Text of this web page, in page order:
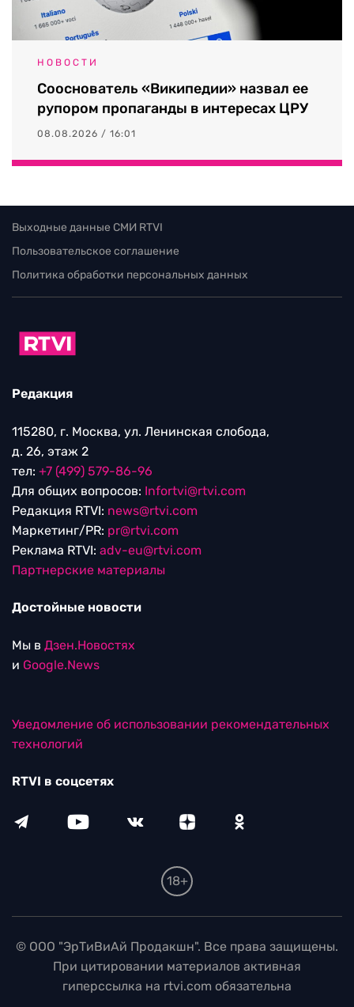
НОВОСТИ
Сооснователь «Википедии» назвал ее
рупором пропаганды в интересах ЦРУ
08.08.2026 / 16:01
Выходные данные СМИ RTVI
Пользовательское соглашение
Политика обработки персональных данных
Редакция
115280, г. Москва, ул. Ленинская слобода,
д. 26, этаж 2
тел: +7 (499) 579-86-96
Для общих вопросов: Infortvi@rtvi.com
Редакция RTVI: news@rtvi.com
Маркетинг/PR: pr@rtvi.com
Реклама RTVI: adv-eu@rtvi.com
Партнерские материалы
Достойные новости
Мы в Дзен.Новостях
и Google.News
Уведомление об использовании рекомендательных
технологий
RTVI в соцсетях
18+
© ООО "ЭрТиВиАй Продакшн". Все права защищены.
При цитировании материалов активная
гиперссылка на rtvi.com обязательна